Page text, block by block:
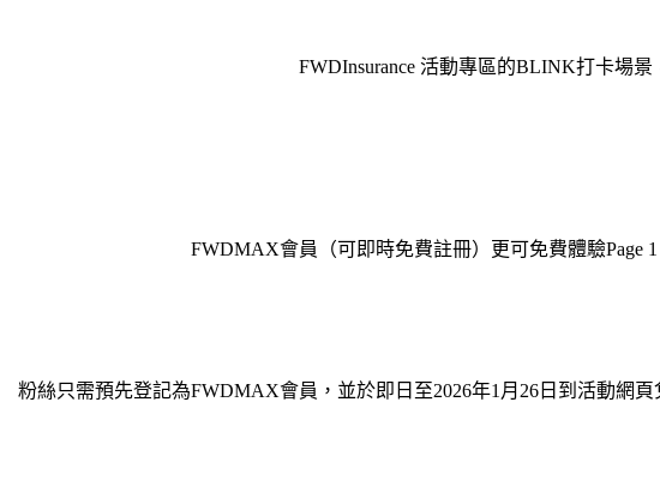
FWDInsurance 活動專區的BLINK打卡場景
FWDMAX會員（可即時免費註冊）更可免費體驗Page
粉絲只需預先登記為FWDMAX會員，並於即日至2026年1月26日到活動網